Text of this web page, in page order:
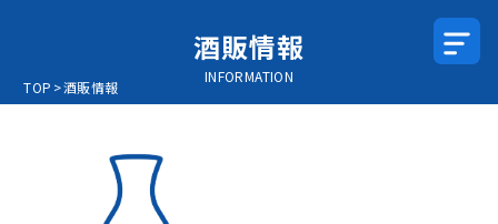
酒販情報
INFORMATION
TOP >酒販情報